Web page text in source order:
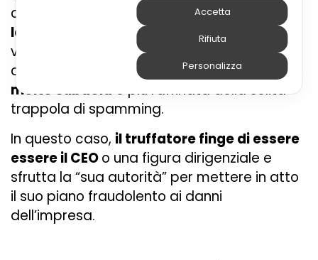
compromise”, si tratta di
un fenomeno
largamente diffuso anche in Italia
e che
viene messa in atto da organizzazioni
criminali ben organizzate
. Una tecnica
molto subdolae più raffinata della solita
trappola di spamming.
In questo caso, il truffatore finge di essere
essere il CEOo una figura dirigenziale e
sfrutta la “sua autorità” per mettere in atto
il suo piano fraudolento ai danni
dell’impresa.
Accetta
Rifiuta
Personalizza